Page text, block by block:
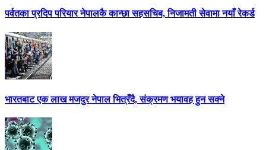
पर्वतका प्रदिप परियार नेपालकै कान्छा सहसचिब, निजामती सेवामा नयाँ रेकर्ड
भारतबाट एक लाख मजदुर नेपाल भित्रँदै, संक्रमण भयावह हुन सक्ने